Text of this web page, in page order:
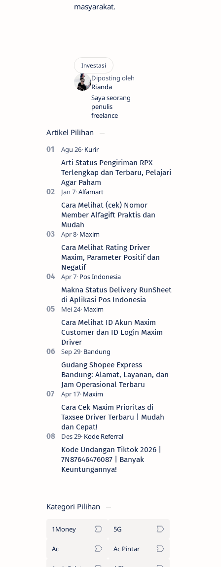
masyarakat.
Saya seorang
penulis
freelance
Artikel Pilihan
Arti Status Pengiriman RPX
Terlengkap dan Terbaru, Pelajari
Agar Paham
Cara Melihat (cek) Nomor
Member Alfagift Praktis dan
Mudah
Cara Melihat Rating Driver
Maxim, Parameter Positif dan
Negatif
Makna Status Delivery RunSheet
di Aplikasi Pos Indonesia
Cara Melihat ID Akun Maxim
Customer dan ID Login Maxim
Driver
Gudang Shopee Express
Bandung: Alamat, Layanan, dan
Jam Operasional Terbaru
Cara Cek Maxim Prioritas di
Taxsee Driver Terbaru | Mudah
dan Cepat!
Kode Undangan Tiktok 2026 |
7N87646476087 | Banyak
Keuntungannya!
Kategori Pilihan
1Money 5G
Ac Ac Pintar